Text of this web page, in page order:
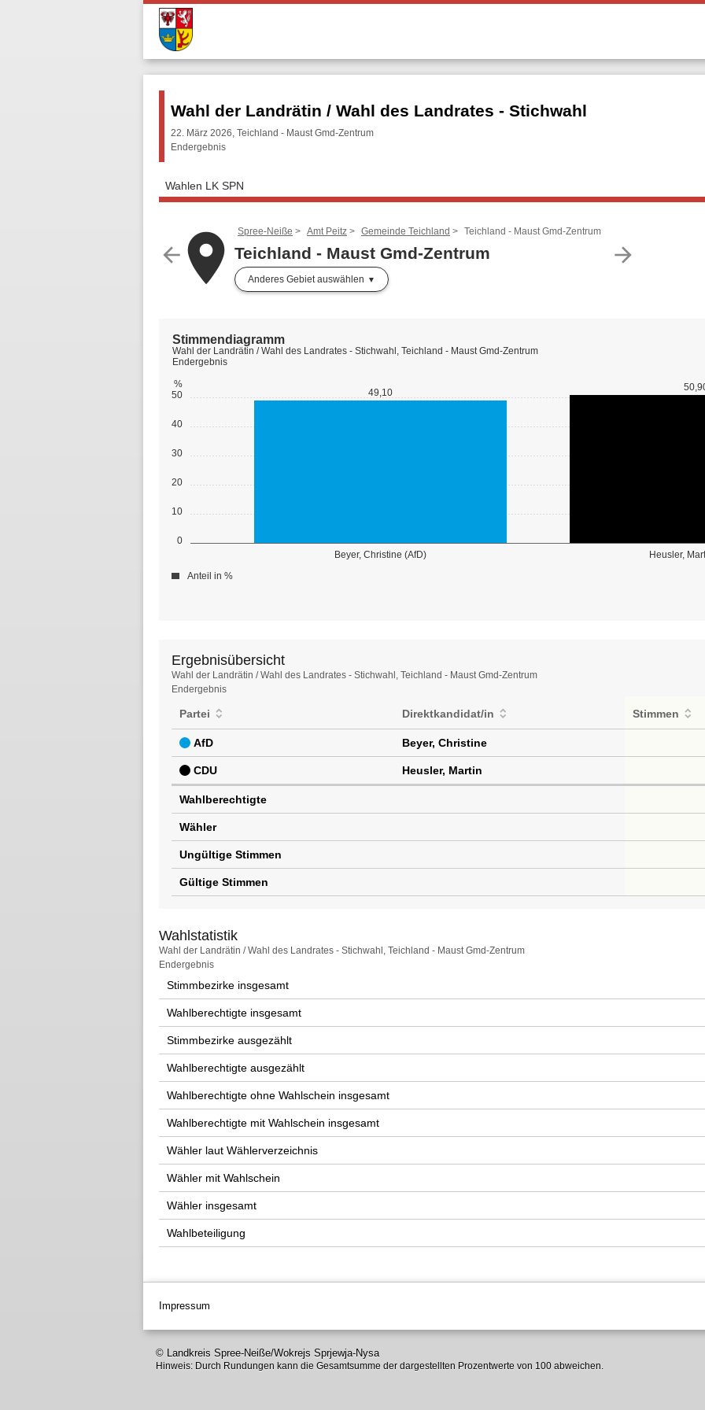
Wahl der Landrätin / Wahl des Landrates - Stichwahl
22. März 2026, Teichland - Maust Gmd-Zentrum
Endergebnis
Wahlen LK SPN
arrow_back arrow_forward
placeSpree-Neiße Amt Peitz Gemeinde Teichland Teichland - Maust Gmd-Zentrum
Teichland - Maust Gmd-Zentrum
Anderes Gebiet auswählen
0
10
20
30
40
50
%
Beyer, Christine (AfD) Heusler,
49,10
Stimmendiagramm
Wahl der Landrätin / Wahl des Landrates - Stichwahl, Teichland - Maust Gmd-Zentrum
Endergebnis
Anteil in %
Ergebnisübersicht
Ergebnisübersicht
Wahl der Landrätin / Wahl des Landrates - Stichwahl, Teichland - Maust Gmd-Zentrum
Endergebnis
Partei Direktkandidat/in Stimmen
AfD Beyer, Christine
CDU Heusler, Martin
Wahlberechtigte
Wähler
Ungültige Stimmen
Gültige Stimmen
Wahlstatistik
Wahlstatistik
Wahl der Landrätin / Wahl des Landrates - Stichwahl, Teichland - Maust Gmd-Zentrum
Endergebnis
Stimmbezirke insgesamt
Wahlberechtigte insgesamt
Stimmbezirke ausgezählt
Wahlberechtigte ausgezählt
Wahlberechtigte ohne Wahlschein insgesamt
Wahlberechtigte mit Wahlschein insgesamt
Wähler laut Wählerverzeichnis
Wähler mit Wahlschein
Wähler insgesamt
Wahlbeteiligung
Impressum
© Landkreis Spree-Neiße/Wokrejs Sprjewja-Nysa
Hinweis: Durch Rundungen kann die Gesamtsumme der dargestellten Prozentwerte von 100 abweichen.